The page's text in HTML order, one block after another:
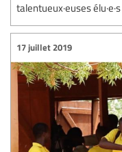
talentueux·euses
17 juillet 2019